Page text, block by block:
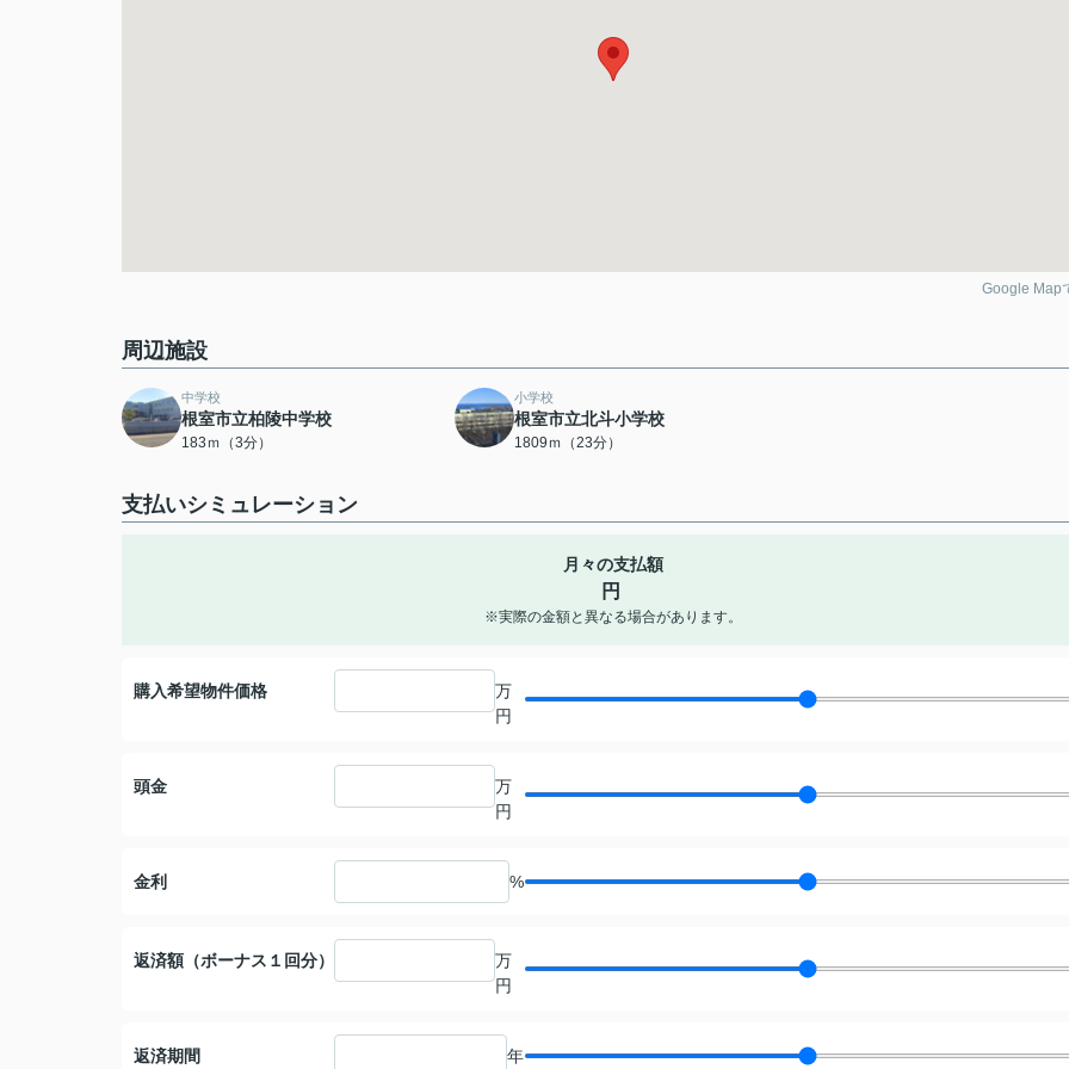
Google Map
周辺施設
中学校
根室市立柏陵中学校
183ｍ（3分）
小学校
根室市立北斗小学校
1809ｍ（23分）
支払いシミュレーション
月々の支払額
円
※実際の金額と異なる場合があります。
購入希望物件価格
万
円
頭金
万
円
金利 %
返済額（ボーナス１回分）
万
円
返済期間 年